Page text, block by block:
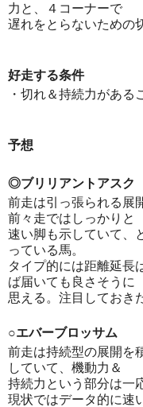
力と、４コーナーで
遅れをとらないための
好走する条件
・切れ＆持続力がある
予想
◎ブリリアントアスク
前走は引っ張られる展
前々走ではしっかりと
速い脚も示していて、
っている馬。
タイプ的には距離延長
ば届いても良さそうに
思える。注目しておき
○エバーブロッサム
前走は持続型の展開を
していて、機動力＆
持続力という部分は一
現状ではデータ的に速